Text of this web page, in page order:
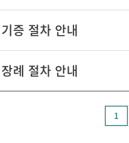
증 절차 안내
례 절차 안내
1